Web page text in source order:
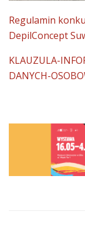
Regulamin
DepilConcept
KLAUZULA-
DANYCH-